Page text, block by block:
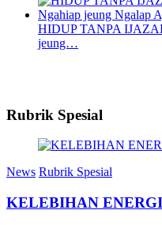
HIDUP TANPA
jeung…
Rubrik Spesial
News Rubrik Spesial
KELEBIHAN ENERGI